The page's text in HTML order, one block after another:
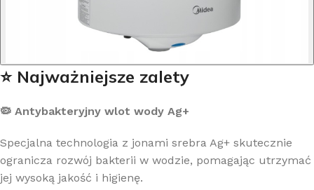
⭐ Najważniejsze zalety
🦠 Antybakteryjny wlot wody Ag+
Specjalna technologia z jonami srebra Ag+ skutecznie
ogranicza rozwój bakterii w wodzie, pomagając utrzymać
jej wysoką jakość i higienę.